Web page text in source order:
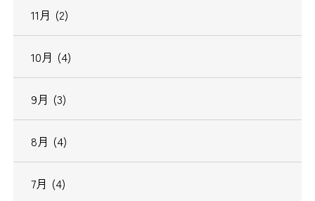
11月 (2)
10月 (4)
9月 (3)
8月 (4)
7月 (4)